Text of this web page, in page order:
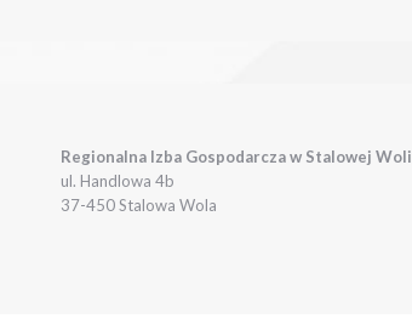
Regionalna Izba Gospodarcza w Stalowej Woli
ul. Handlowa 4b
37-450 Stalowa Wola